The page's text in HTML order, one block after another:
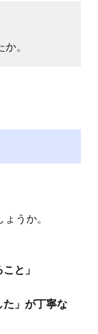
。
と」
」が丁寧な